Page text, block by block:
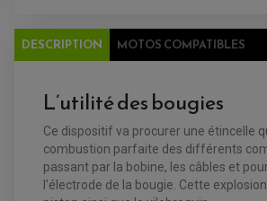
ACCESSOIRES ELECTRIQUE
BATTERIE
CLIGNOTANT MOTO
CLIGNOTANT TYPE ORIGINE
DÉMARREUR
ECLAIRAGE MOTO
FEUX ADDITIONNELS
ELECTRICITÉ
BATTERIE SCOOTER
CHARGEUR DE BATTERIE
ECLAIRAGE SCOOTER
POMPE A ESSENCE
FREINAGE
FILTRE A HUILE QUAD
ROULETTE DE CHAÎNE
PIÈCE MOTEUR
POMPE À EAU BOYESEN
KIT RÉPARATION CARBU
KIT RÉPARATION POMPE A EAU
PIPE D'ADMISSION
RADIATEUR
DURITE RADIATEUR
DESCRIPTION MOTOS COMPATIBLES
L’utilité des bougies
Ce dispositif va procurer une étincelle
combustion parfaite des différents
passant par la bobine, les câbles et
l'électrode de la bougie. Cette